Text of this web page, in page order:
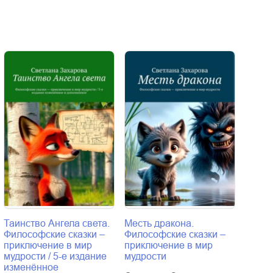
Таинство Ангела света.
Философские сказки –
приключение в мир
мудрости / 5-е издание
изменённое
Месть дракона.
Философские сказки –
приключение в мир
мудрости